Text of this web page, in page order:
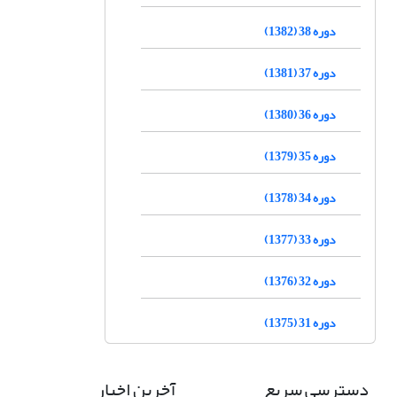
دوره 38 (1382)
دوره 37 (1381)
دوره 36 (1380)
دوره 35 (1379)
دوره 34 (1378)
دوره 33 (1377)
دوره 32 (1376)
دوره 31 (1375)
دسترسی سریع آخرین اخبار